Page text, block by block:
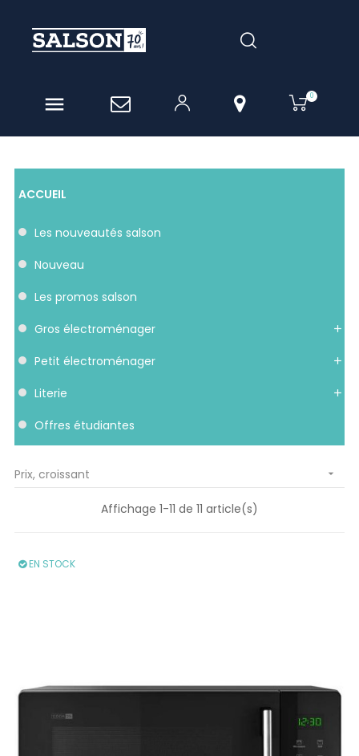
 0
ACCUEIL
les nouveautés salson
nouveau
les promos salson
gros électroménager
petit électroménager
literie
offres étudiantes
Prix, croissant 
Affichage 1-11 de 11 article(s)
EN STOCK